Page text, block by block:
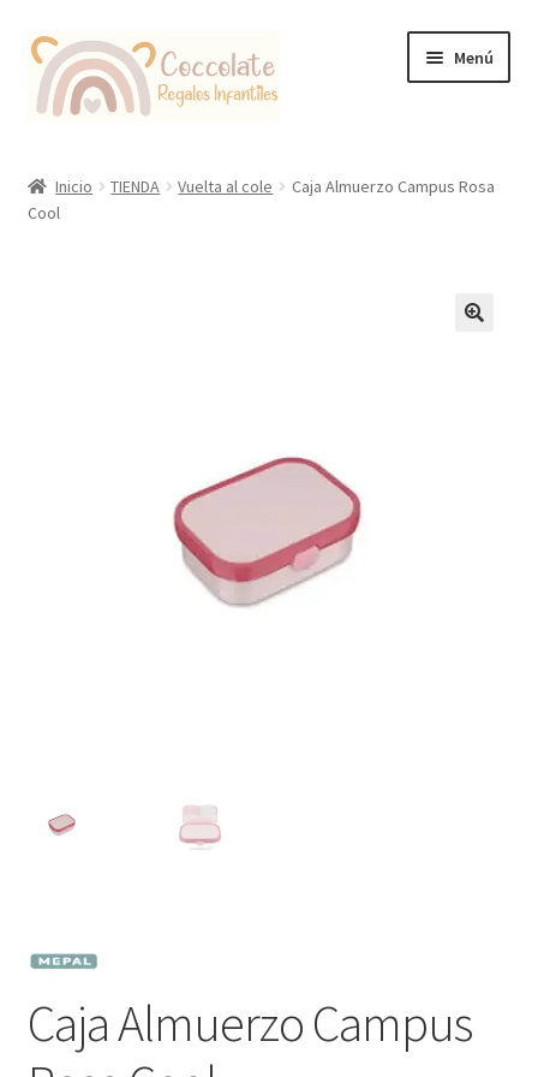
Ir
la
Ir
contenido
Menú
Coccolate Puericultura y Juguetería Educativa
Inicio TIENDA Vuelta al cole
Caja Almuerzo Campus Rosa
Cool
Caja Almuerzo Campus